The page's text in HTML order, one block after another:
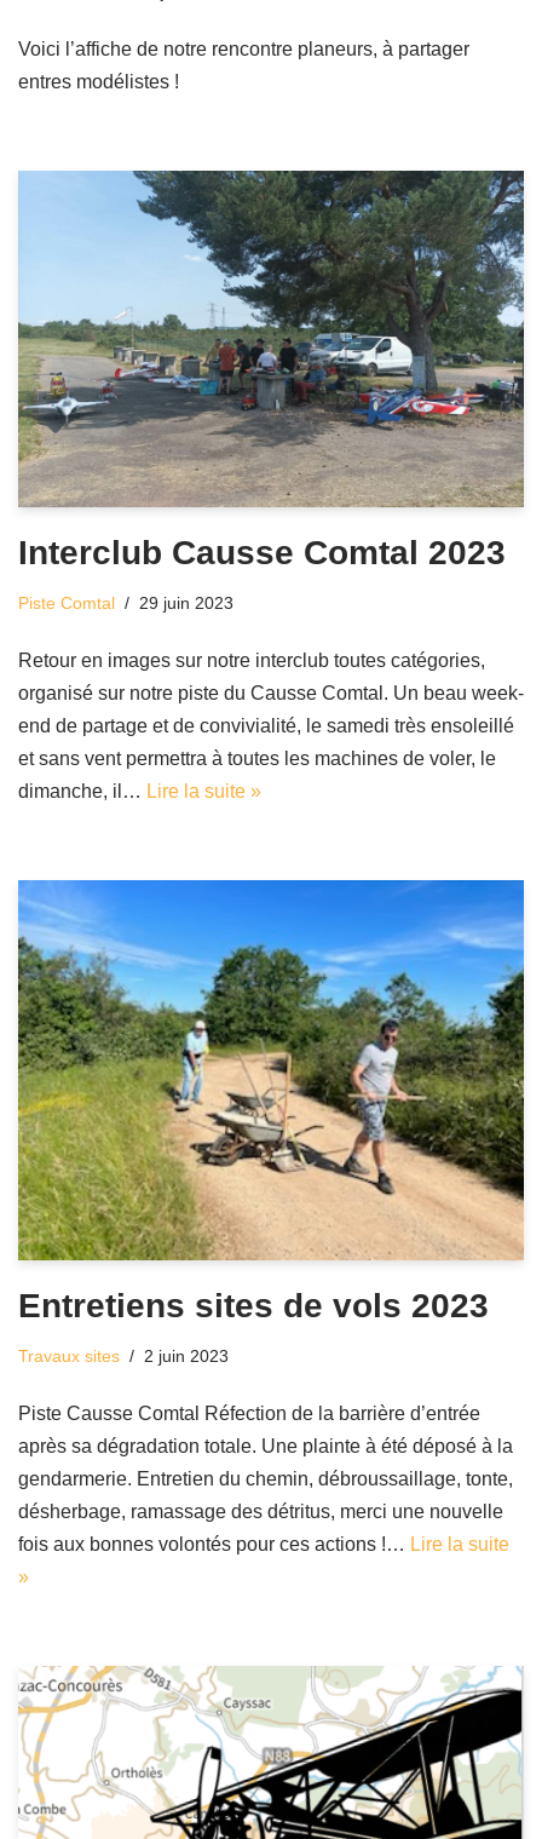
Voici l’affiche de notre rencontre planeurs, à partager
entres modélistes !
Interclub Causse Comtal 2023
Piste Comtal 29 juin 2023
Retour en images sur notre interclub toutes catégories,
organisé sur notre piste du Causse Comtal. Un beau week-
end de partage et de convivialité, le samedi très ensoleillé
et sans vent permettra à toutes les machines de voler, le
dimanche, il… Lire la suite »
Entretiens sites de vols 2023
Travaux sites 2 juin 2023
Piste Causse Comtal Réfection de la barrière d’entrée
après sa dégradation totale. Une plainte à été déposé à la
gendarmerie. Entretien du chemin, débroussaillage, tonte,
désherbage, ramassage des détritus, merci une nouvelle
fois aux bonnes volontés pour ces actions !… Lire la suite
»